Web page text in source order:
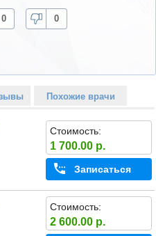
0 0
Похожие врачи
Стоимость:
1 700.00 р.
Записаться
Стоимость:
2 600.00 р.